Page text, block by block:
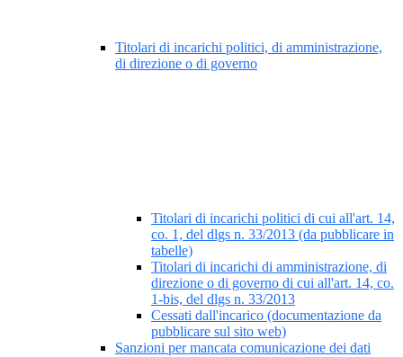
Titolari di incarichi politici, di amministrazione,
di direzione o di governo
Titolari di incarichi politici di cui all'art. 14,
co. 1, del dlgs n. 33/2013 (da pubblicare in
tabelle)
Titolari di incarichi di amministrazione, di
direzione o di governo di cui all'art. 14, co.
1-bis, del dlgs n. 33/2013
Cessati dall'incarico (documentazione da
pubblicare sul sito web)
Sanzioni per mancata comunicazione dei dati